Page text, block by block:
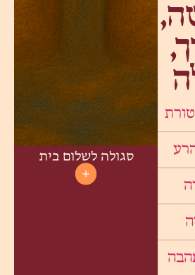
סגולה לשלום בית